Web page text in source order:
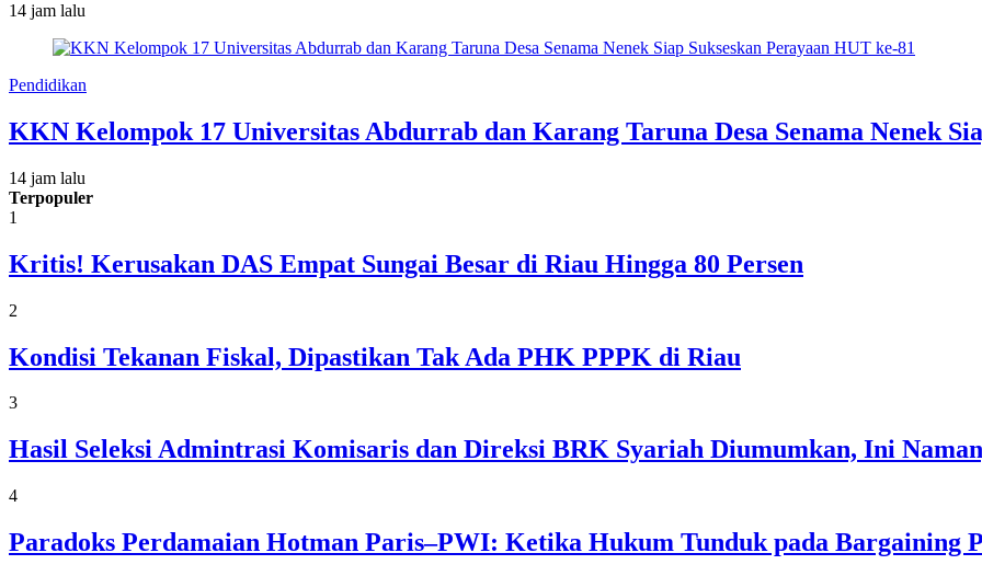
14 jam lalu
Pendidikan
KKN Kelompok 17 Universitas Abdurrab dan Karang Taruna Desa Senama Nenek
14 jam lalu
Terpopuler
1
Kritis! Kerusakan DAS Empat Sungai Besar di Riau Hingga 80 Persen
2
Kondisi Tekanan Fiskal, Dipastikan Tak Ada PHK PPPK di Riau
3
Hasil Seleksi Admintrasi Komisaris dan Direksi BRK Syariah Diumumkan, Ini
4
Paradoks Perdamaian Hotman Paris–PWI: Ketika Hukum Tunduk pada Bargaining